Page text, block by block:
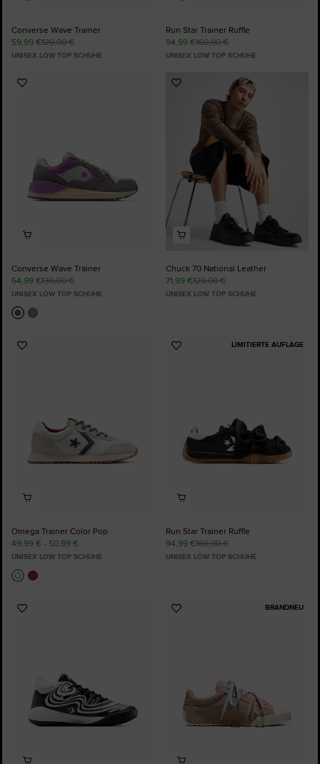
Converse Wave Trainer
59,99 €120,00 €
UNISEX LOW TOP SCHUHE
Run Star Trainer Ruffle
94,99 €160,00 €
UNISEX LOW TOP SCHUHE
Zu
Converse Wave Trainer
64,99 €130,00 €
UNISEX LOW TOP SCHUHE
Zu
Favoriten
hinzufügen
Chuck 70 National Leather
71,99 €120,00 €
UNISEX LOW TOP SCHUHE
Zu
Omega Trainer Color Pop
49,99 € - 50,99 €
UNISEX LOW TOP SCHUHE
LIMITIERTE AUFLAGE
Zu
Run Star Trainer Ruffle
94,99 €160,00 €
UNISEX LOW TOP SCHUHE
Zu
BRANDNEU
Zu